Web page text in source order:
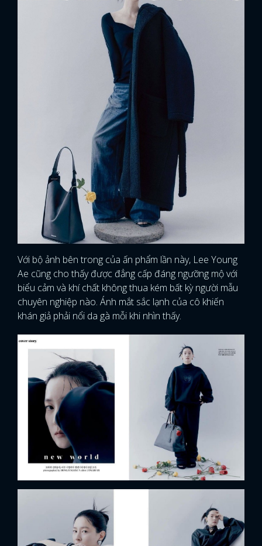
Với bộ ảnh bên trong của ấn phẩm lần này, Lee Young
Ae cũng cho thấy được đẳng cấp đáng ngưỡng mộ với
biểu cảm và khí chất không thua kém bất kỳ người mẫu
chuyên nghiệp nào. Ánh mắt sắc lạnh của cô khiến
khán giả phải nổi da gà mỗi khi nhìn thấy.